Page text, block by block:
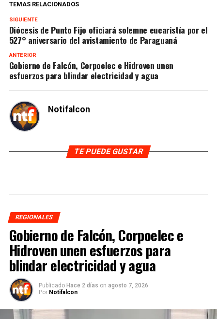
TEMAS RELACIONADOS
SIGUIENTE
Diócesis de Punto Fijo oficiará solemne eucaristía por el
527° aniversario del avistamiento de Paraguaná
ANTERIOR
Gobierno de Falcón, Corpoelec e Hidroven unen
esfuerzos para blindar electricidad y agua
Notifalcon
TE PUEDE GUSTAR
REGIONALES
Gobierno de Falcón, Corpoelec e
Hidroven unen esfuerzos para
blindar electricidad y agua
Publicado Hace 2 días on agosto 7, 2026
Por Notifalcon